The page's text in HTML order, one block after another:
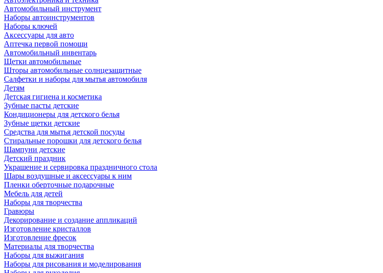
Автомобильный инструмент
Наборы автоинструментов
Наборы ключей
Аксессуары для авто
Аптечка первой помощи
Автомобильный инвентарь
Щетки автомобильные
Шторы автомобильные солнцезащитные
Салфетки и наборы для мытья автомобиля
Детям
Детская гигиена и косметика
Зубные пасты детские
Кондиционеры для детского белья
Зубные щетки детские
Средства для мытья детской посуды
Стиральные порошки для детского белья
Шампуни детские
Детский праздник
Украшение и сервировка праздничного стола
Шары воздушные и аксессуары к ним
Пленки оберточные подарочные
Мебель для детей
Наборы для творчества
Гравюры
Декорирование и создание аппликаций
Изготовление кристаллов
Изготовление фресок
Материалы для творчества
Наборы для выжигания
Наборы для рисования и моделирования